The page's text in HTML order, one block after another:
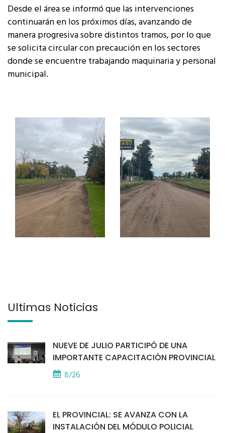
Desde el área se informó que las intervenciones
continuarán en los próximos días, avanzando de
manera progresiva sobre distintos tramos, por lo que
se solicita circular con precaución en los sectores
donde se encuentre trabajando maquinaria y personal
municipal.
Últimas Noticias
NUEVE DE JULIO PARTICIPÓ DE UNA
IMPORTANTE CAPACITACIÓN PROVINCIAL
8/26
EL PROVINCIAL: SE AVANZA CON LA
INSTALACIÓN DEL MÓDULO POLICIAL